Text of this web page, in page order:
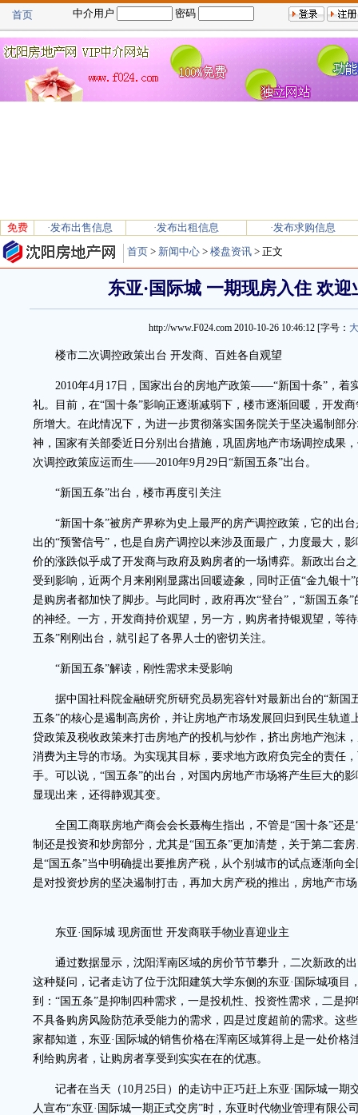
首页 中介用户 密码
免费 ·发布出售信息 ·发布出租信息
·发布求购信息
首页 > 新闻中心 > 楼盘资讯 > 正文
东亚·国际城 一期现房入住 欢迎
http://www.F024.com 2010-10-26 10:46:12 [字号： 大
楼市二次调控政策出台 开发商、百姓各自观望
2010年4月17日，国家出台的房地产政策——“新国十条”，着
礼。目前，在“国十条”影响正逐渐减弱下，楼市逐渐回暖，开发
所增大。在此情况下，为进一步贯彻落实国务院关于坚决遏制部
神，国家有关部委近日分别出台措施，巩固房地产市场调控成果
次调控政策应运而生——2010年9月29日“新国五条”出台。
“新国五条”出台，楼市再度引关注
“新国十条”被房产界称为史上最严的房产调控政策，它的出台
出的“预警信号”，也是自房产调控以来涉及面最广，力度最大，
价的涨跌似乎成了开发商与政府及购房者的一场博弈。新政出台
受到影响，近两个月来刚刚显露出回暖迹象，同时正值“金九银十
是购房者都加快了脚步。与此同时，政府再次“登台”，“新国五条
的神经。一方，开发商持价观望，另一方，购房者持银观望，等
五条”刚刚出台，就引起了各界人士的密切关注。
“新国五条”解读，刚性需求未受影响
据中国社科院金融研究所研究员易宪容针对最新出台的“新国
五条”的核心是遏制高房价，并让房地产市场发展回归到民生轨道
贷政策及税收政策来打击房地产的投机与炒作，挤出房地产泡沫
消费为主导的市场。为实现其目标，要求地方政府负完全的责任
手。可以说，“国五条”的出台，对国内房地产市场将产生巨大的
显现出来，还得静观其变。
全国工商联房地产商会会长聂梅生指出，不管是“国十条”还是
制还是投资和炒房部分，尤其是“国五条”更加清楚，关于第二套
是“国五条”当中明确提出要推房产税，从个别城市的试点逐渐向
是对投资炒房的坚决遏制打击，再加大房产税的推出，房地产市
东亚·国际城 现房面世 开发商联手物业喜迎业主
通过数据显示，沈阳浑南区域的房价节节攀升，二次新政的出
这种疑问，记者走访了位于沈阳建筑大学东侧的东亚·国际城项目
到：“国五条”是抑制四种需求，一是投机性、投资性需求，二是
不具备购房风险防范承受能力的需求，四是过度超前的需求。这
家都知道，东亚·国际城的销售价格在浑南区域算得上是一处价格
利给购房者，让购房者享受到实实在在的优惠。
记者在当天（10月25日）的走访中正巧赶上东亚·国际城一期
人宣布“东亚·国际城一期正式交房”时，东亚时代物业管理有限公